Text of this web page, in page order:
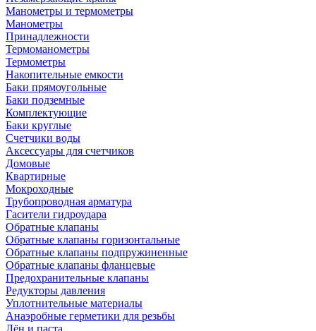
Манометры и термометры
Манометры
Принадлежности
Термоманометры
Термометры
Накопительные емкости
Баки прямоугольные
Баки подземные
Комплектующие
Баки круглые
Счетчики воды
Аксессуары для счетчиков
Домовые
Квартирные
Мокроходные
Трубопроводная арматура
Гасители гидроудара
Обратные клапаны
Обратные клапаны горизонтальные
Обратные клапаны подпружиненные
Обратные клапаны фланцевые
Предохранительные клапаны
Редукторы давления
Уплотнительные материалы
Анаэробные герметики для резьбы
Лён и паста